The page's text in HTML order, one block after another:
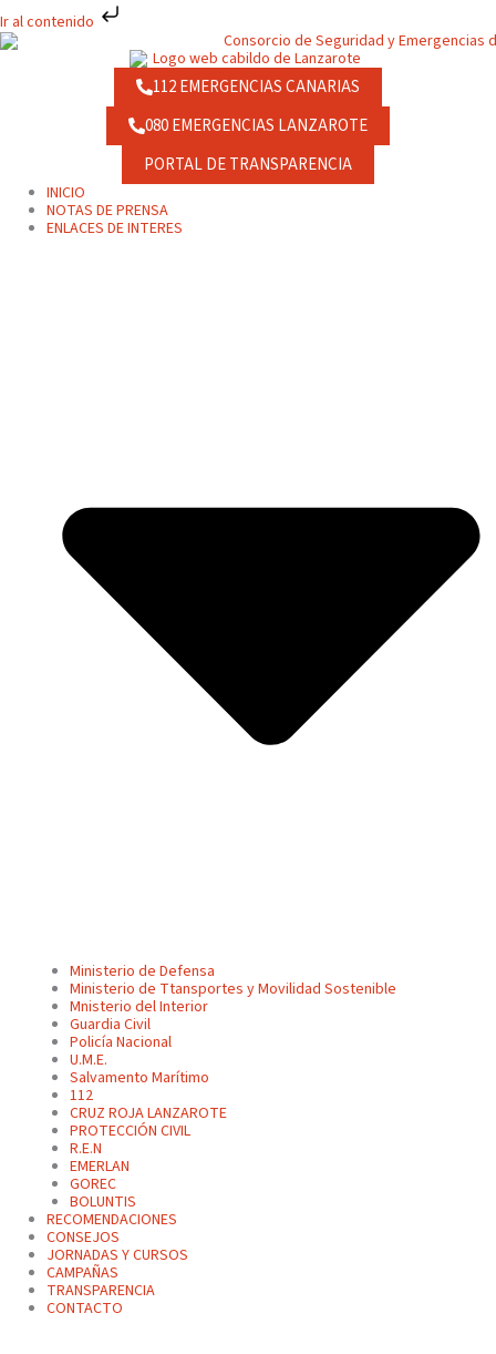
Ir al contenido
al
contenido
112 EMERGENCIAS CANARIAS
080 EMERGENCIAS LANZAROTE
PORTAL DE TRANSPARENCIA
INICIO
NOTAS DE PRENSA
ENLACES DE INTERES
Ministerio de Defensa
Ministerio de Ttansportes y Movilidad Sostenible
Mnisterio del Interior
Guardia Civil
Policía Nacional
U.M.E.
Salvamento Marítimo
112
CRUZ ROJA LANZAROTE
PROTECCIÓN CIVIL
R.E.N
EMERLAN
GOREC
BOLUNTIS
RECOMENDACIONES
CONSEJOS
JORNADAS Y CURSOS
CAMPAÑAS
TRANSPARENCIA
CONTACTO